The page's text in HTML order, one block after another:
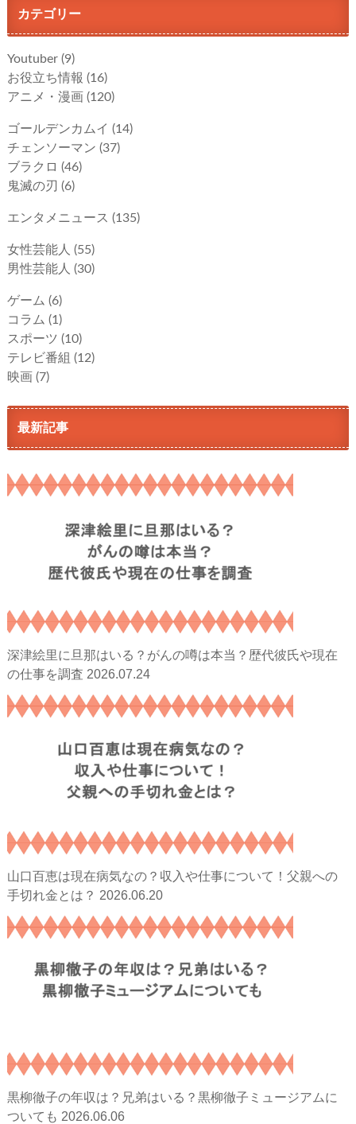
カテゴリー
Youtuber (9)
お役立ち情報 (16)
アニメ・漫画 (120)
ゴールデンカムイ (14)
チェンソーマン (37)
ブラクロ (46)
鬼滅の刃 (6)
エンタメニュース (135)
女性芸能人 (55)
男性芸能人 (30)
ゲーム (6)
コラム (1)
スポーツ (10)
テレビ番組 (12)
映画 (7)
最新記事
深津絵里に旦那はいる？がんの噂は本当？歴代彼氏や現在
の仕事を調査 2026.07.24
山口百恵は現在病気なの？収入や仕事について！父親への
手切れ金とは？ 2026.06.20
黒柳徹子の年収は？兄弟はいる？黒柳徹子ミュージアムに
ついても 2026.06.06